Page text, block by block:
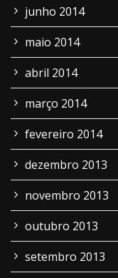
junho 2014
maio 2014
abril 2014
março 2014
fevereiro 2014
dezembro 2013
novembro 2013
outubro 2013
setembro 2013